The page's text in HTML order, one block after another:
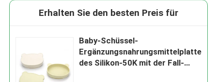
Erhalten Sie den besten Preis für
Baby-Schüssel-
Ergänzungsnahrungsmittelplatte
des Silikon-50K mit der Fall-